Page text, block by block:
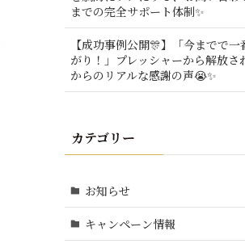
までの完全サポート体制✨
【成功事例公開🎊】「今までで一
がり！」プレッシャーから解放さ
からのリアルな感謝の声😭✨
カテゴリー
お知らせ
キャンペーン情報